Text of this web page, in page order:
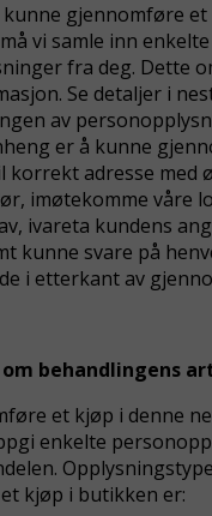
kunne gjennomføre
vi samle inn enkelte
fra deg. Dette
Se detaljer i
av
er å kunne
korrekt adresse med
imøtekomme våre
ivareta kundens
kunne svare på
i etterkant av
behandlingens
et kjøp i denne
enkelte
kjøp i butikken er: